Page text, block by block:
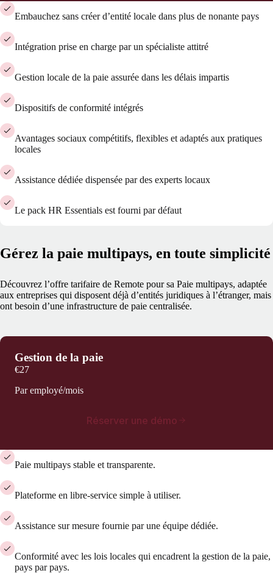
Embauchez sans créer d’entité locale dans plus de nonante pays
Intégration prise en charge par un spécialiste attitré
Gestion locale de la paie assurée dans les délais impartis
Dispositifs de conformité intégrés
Avantages sociaux compétitifs, flexibles et adaptés aux pratiques
locales
Assistance dédiée dispensée par des experts locaux
Le pack HR Essentials est fourni par défaut
Gérez la paie multipays, en toute simplicité
Découvrez l’offre tarifaire de Remote pour sa Paie multipays, adaptée
aux entreprises qui disposent déjà d’entités juridiques à l’étranger, mais
ont besoin d’une infrastructure de paie centralisée.
Gestion de la paie
€27
Par employé/mois
Réserver une démo
Paie multipays stable et transparente.
Plateforme en libre-service simple à utiliser.
Assistance sur mesure fournie par une équipe dédiée.
Conformité avec les lois locales qui encadrent la gestion de la paie,
pays par pays.